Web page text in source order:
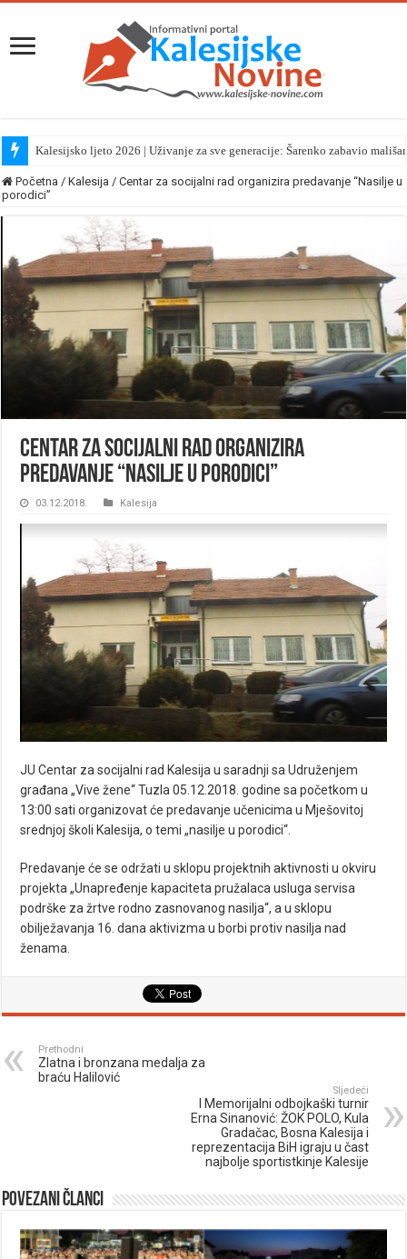
Kalesijsko ljeto 2026 | Uživanje za sve generacije: Šarenko zabavio
Početna / Kalesija / Centar za socijalni rad organizira predavanje “Nasilje u
porodici”
Centar za socijalni rad organizira
predavanje “Nasilje u porodici”
03.12.2018. Kalesija
JU Centar za socijalni rad Kalesija u saradnji sa Udruženjem
građana „Vive žene“ Tuzla 05.12.2018. godine sa početkom u
13:00 sati organizovat će predavanje učenicima u Mješovitoj
srednjoj školi Kalesija, o temi „nasilje u porodici“.
Predavanje će se održati u sklopu projektnih aktivnosti u okviru
projekta „Unapređenje kapaciteta pružalaca usluga servisa
podrške za žrtve rodno zasnovanog nasilja“, a u sklopu
obilježavanja 16. dana aktivizma u borbi protiv nasilja nad
ženama.
Prethodni
Zlatna i bronzana medalja za
braću Halilović
Sljedeći
I Memorijalni odbojkaški turnir
Erna Sinanović: ŽOK POLO, Kula
Gradačac, Bosna Kalesija i
reprezentacija BiH igraju u čast
najbolje sportistkinje Kalesije
Povezani članci